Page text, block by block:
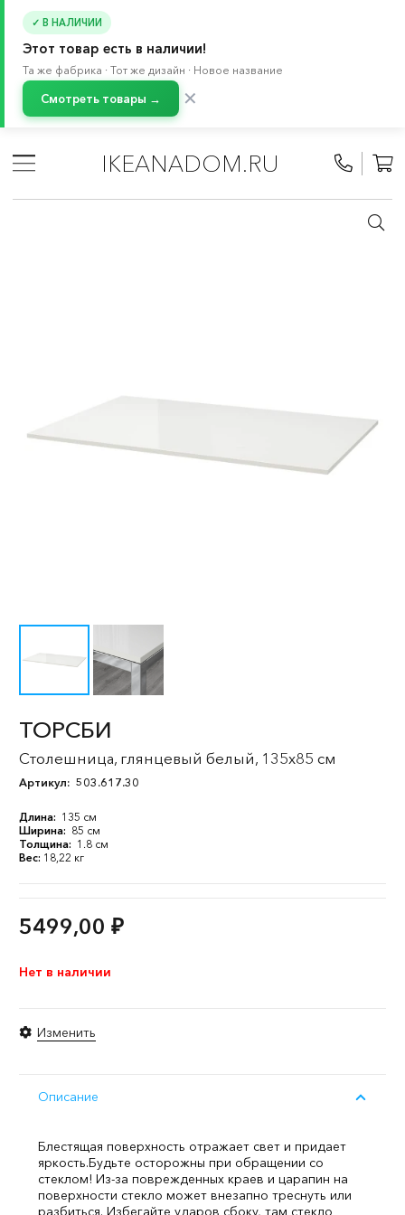
✓ В НАЛИЧИИ
Этот товар есть в наличии!
Та же фабрика · Тот же дизайн · Новое название
Смотреть товары → ✕
IKEANADOM.RU
/
Столы на 4 места
ТОРСБИ
Столешница, глянцевый белый, 135x85 см
Артикул: 503.617.30
Длина: 135 см
Ширина: 85 см
Толщина: 1.8 см
Вес: 18,22 кг
5499,00 ₽
Нет в наличии
Изменить
Описание
Блестящая поверхность отражает свет и придает
яркость.Будьте осторожны при обращении со
стеклом! Из-за поврежденных краев и царапин на
поверхности стекло может внезапно треснуть или
разбиться. Избегайте ударов сбоку, там стекло